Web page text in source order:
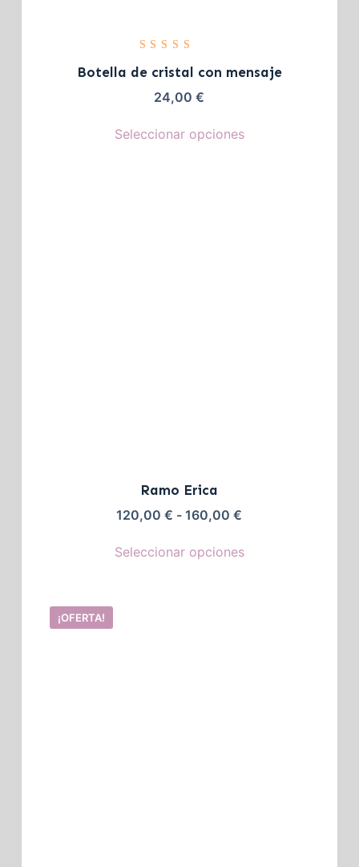
con5.00
de 5
Botella de cristal con mensaje
24,00€
Seleccionar opciones
Ramo Erica
120,00€ - 160,00€
Seleccionar opciones
¡OFERTA!